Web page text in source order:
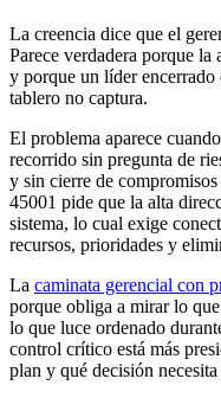
La creencia dice que el
Parece verdadera porque
y porque un líder encerrado
tablero no captura.
El problema aparece
recorrido sin pregunta de
y sin cierre de
45001 pide que la alta
sistema, lo cual exige
recursos, prioridades y
La caminata gerencial con
porque obliga a mirar lo
lo que luce ordenado
control crítico está más
plan y qué decisión